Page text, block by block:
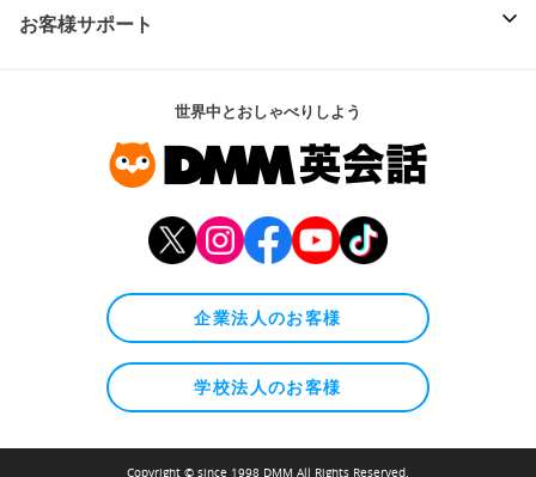
お客様サポート
世界中とおしゃべりしよう
企業法人のお客様
学校法人のお客様
Copyright © since 1998 DMM All Rights Reserved.